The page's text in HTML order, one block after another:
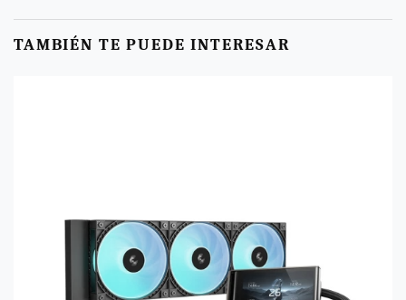
TAMBIÉN TE PUEDE INTERESAR